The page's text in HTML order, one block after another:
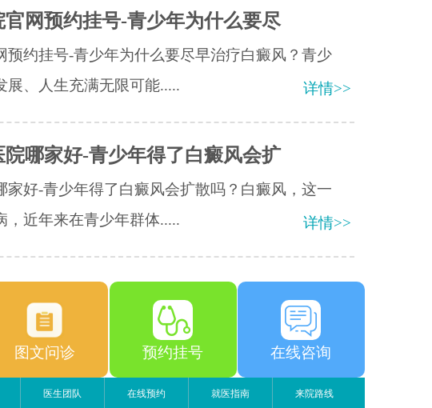
网预约挂号-青少年为什么要尽
预约挂号-青少年为什么要尽早治疗白癜风？青少
展、人生充满无限可能.....
详情>>
哪家好-青少年得了白癜风会扩
家好-青少年得了白癜风会扩散吗？白癜风，这一
，近年来在青少年群体.....
详情>>
图文问诊 预约挂号 在线咨询
医生团队 在线预约 就医指南 来院路线